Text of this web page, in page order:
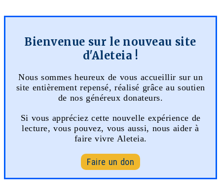
Bienvenue sur le nouveau site
d'Aleteia !
Nous sommes heureux de vous accueillir sur un
site entièrement repensé, réalisé grâce au soutien
de nos généreux donateurs.
Si vous appréciez cette nouvelle expérience de
lecture, vous pouvez, vous aussi, nous aider à
faire vivre Aleteia.
Faire un don